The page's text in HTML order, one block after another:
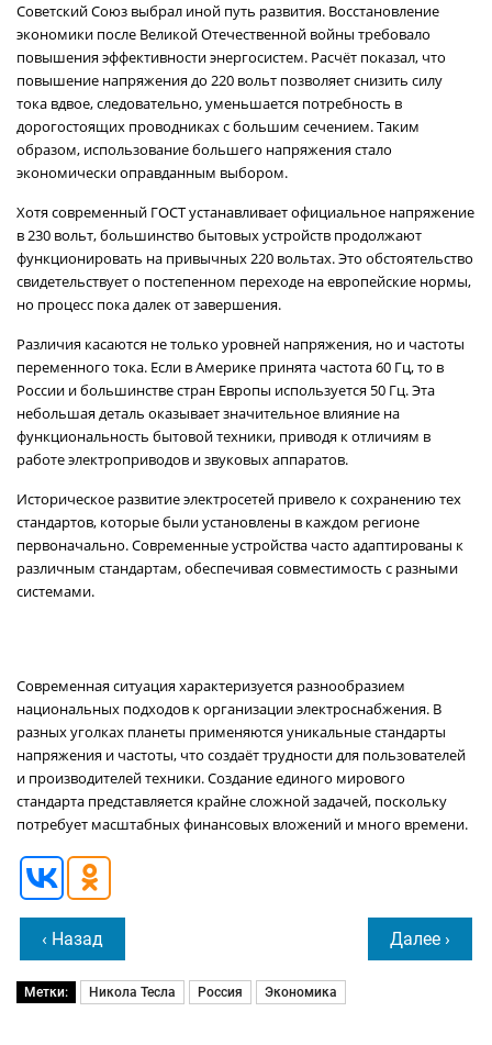
Советский Союз выбрал иной путь развития. Восстановление
экономики после Великой Отечественной войны требовало
повышения эффективности энергосистем. Расчёт показал, что
повышение напряжения до 220 вольт позволяет снизить силу
тока вдвое, следовательно, уменьшается потребность в
дорогостоящих проводниках с большим сечением. Таким
образом, использование большего напряжения стало
экономически оправданным выбором.
Хотя современный ГОСТ устанавливает официальное напряжение
в 230 вольт, большинство бытовых устройств продолжают
функционировать на привычных 220 вольтах. Это обстоятельство
свидетельствует о постепенном переходе на европейские нормы,
но процесс пока далек от завершения.
Различия касаются не только уровней напряжения, но и частоты
переменного тока. Если в Америке принята частота 60 Гц, то в
России и большинстве стран Европы используется 50 Гц. Эта
небольшая деталь оказывает значительное влияние на
функциональность бытовой техники, приводя к отличиям в
работе электроприводов и звуковых аппаратов.
Историческое развитие электросетей привело к сохранению тех
стандартов, которые были установлены в каждом регионе
первоначально. Современные устройства часто адаптированы к
различным стандартам, обеспечивая совместимость с разными
системами.
Современная ситуация характеризуется разнообразием
национальных подходов к организации электроснабжения. В
разных уголках планеты применяются уникальные стандарты
напряжения и частоты, что создаёт трудности для пользователей
и производителей техники. Создание единого мирового
стандарта представляется крайне сложной задачей, поскольку
потребует масштабных финансовых вложений и много времени.
‹ Назад Далее ›
Метки: Никола Тесла Россия Экономика